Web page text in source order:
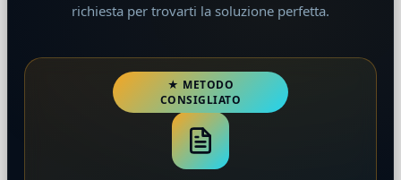
richiesta per trovarti la soluzione perfetta.